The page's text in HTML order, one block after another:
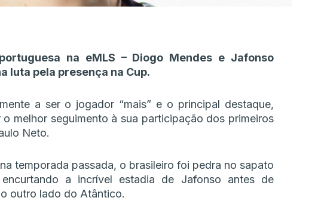
na eMLS – Diogo Mendes e Jafonso
luta pela presença na Cup.
a ser o jogador “mais” e o principal destaque,
melhor seguimento à sua participação dos primeiros
Neto.
temporada passada, o brasileiro foi pedra no sapato
encurtando a incrível estadia de Jafonso antes de
outro lado do Atântico.